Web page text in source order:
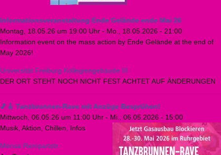
Informationsveranstaltung Ende Gelände ende Mai 26
Montag, 18.05.26 um 19:00 Uhr - Mo., 18.05.2026 - 21:00
Information event on the mass action by Ende Gelände at the end of
May 2026!
Universität Freiburg Kollegiengebäude III
DER ORT STEHT NOCH NICHT FEST ACHTET AUF ÄNDERUNGEN
🎵🎸 Tanzbrunnen-Rave mit Anzüge Besprühen!
Mittwoch, 06.05.26 um 11:00 Uhr - Mi., 06.05.2026 - 15:00
Musik, Aktion, Chillen, Infos
Mensa Rempartstr.